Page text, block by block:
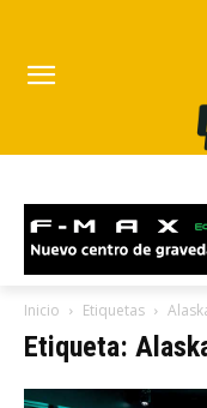
Inicio Etiquetas
Etiqueta: